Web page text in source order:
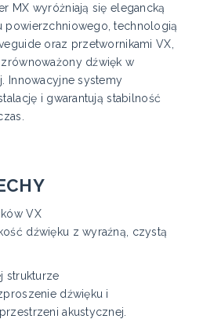
MX wyróżniają się elegancką
powierzchniowego, technologią
oraz przetwornikami VX,
dźwięk w
Innowacyjne systemy
i gwarantują stabilność
VX
dźwięku z wyraźną, czystą
strukturze
dźwięku i
akustycznej.